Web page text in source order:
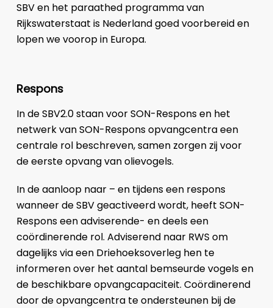
SBV en het paraathed programma van
Rijkswaterstaat is Nederland goed voorbereid en
lopen we voorop in Europa.
Respons
In de SBV2.0 staan voor SON-Respons en het
netwerk van SON-Respons opvangcentra een
centrale rol beschreven, samen zorgen zij voor
de eerste opvang van olievogels.
In de aanloop naar – en tijdens een respons
wanneer de SBV geactiveerd wordt, heeft SON-
Respons een adviserende- en deels een
coördinerende rol. Adviserend naar RWS om
dagelijks via een Driehoeksoverleg hen te
informeren over het aantal bemseurde vogels en
de beschikbare opvangcapaciteit. Coördinerend
door de opvangcentra te ondersteunen bij de